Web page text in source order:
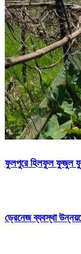
ফুলপুরে হিলফুল ফুজুল
ড্রেনেজ ব্যবস্থা